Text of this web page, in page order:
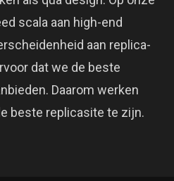
scala aan high-end
aan replica-
dat we de beste
Daarom werken
beste replicasite te zijn.